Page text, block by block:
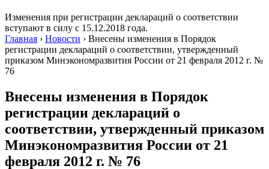
Изменения при регистрации деклараций о соответствии
вступают в силу с 15.12.2018 года.
Главная › Новости › Внесены изменения в Порядок
регистрации деклараций о соответствии, утвержденный
приказом Минэкономразвития России от 21 февраля 2012 г. №
76
Внесены изменения в Порядок
регистрации деклараций о
соответствии, утвержденный приказом
Минэкономразвития России от 21
февраля 2012 г. № 76